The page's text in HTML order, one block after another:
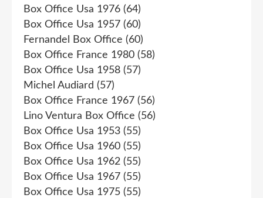
Box Office Usa 1976 (64)
Box Office Usa 1957 (60)
Fernandel Box Office (60)
Box Office France 1980 (58)
Box Office Usa 1958 (57)
Michel Audiard (57)
Box Office France 1967 (56)
Lino Ventura Box Office (56)
Box Office Usa 1953 (55)
Box Office Usa 1960 (55)
Box Office Usa 1962 (55)
Box Office Usa 1967 (55)
Box Office Usa 1975 (55)